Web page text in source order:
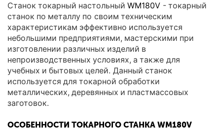
Станок токарный настольныйWM180V - токарный
станок по металлу по своим техническим
характеристикам эффективно используется
небольшими предприятиями, мастерскими при
изготовлении различных изделий в
непроизводственных условиях, а также для
учебных и бытовых целей. Данный станок
используется для токарной обработки
металлических, деревянных и пластмассовых
заготовок.
ОСОБЕННОСТИ ТОКАРНОГО СТАНКА WM180V